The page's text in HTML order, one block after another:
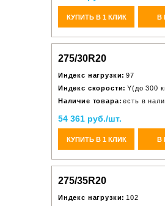
КУПИТЬ В 1 КЛИК В
275/30R20
Индекс нагрузки: 97
Индекс скорости: Y(до 300
Наличие товара: есть в
54 361 руб./шт.
КУПИТЬ В 1 КЛИК В
275/35R20
Индекс нагрузки: 102